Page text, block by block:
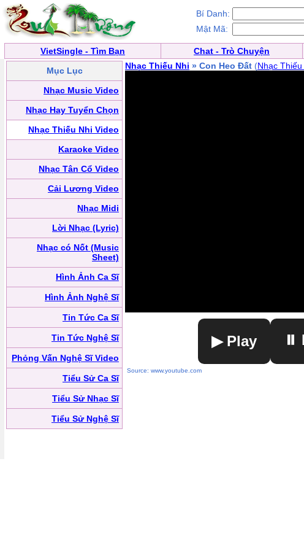
Bí Danh:
Mật Mã:
VietSingle - Tìm Bạn Chat - Trò Chuyện
Mục Lục
Nhạc Music Video
Nhạc Hay Tuyển Chọn
Nhạc Thiếu Nhi Video
Karaoke Video
Nhạc Tân Cổ Video
Cải Lương Video
Nhạc Midi
Lời Nhạc (Lyric)
Nhạc có Nốt (Music
Sheet)
Hình Ảnh Ca Sĩ
Hình Ảnh Nghệ Sĩ
Tin Tức Ca Sĩ
Tin Tức Nghệ Sĩ
Phỏng Vấn Nghệ Sĩ Video
Tiểu Sử Ca Sĩ
Tiểu Sử Nhạc Sĩ
Tiểu Sử Nghệ Sĩ
Nhạc Thiếu Nhi » Con Heo Đất (Nhạc Thiếu
▶ Play ⏸
Source: www.youtube.com